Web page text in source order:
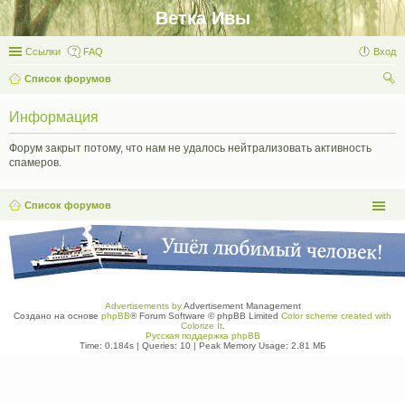
Ветка Ивы
Ссылки FAQ Вход
Список форумов
Информация
Форум закрыт потому, что нам не удалось нейтрализовать активность
спамеров.
Список форумов
Advertisements byAdvertisement Management
Создано на основе phpBB® Forum Software © phpBB Limited Color scheme created with
Colorize It.
Русская поддержка phpBB
Time: 0.184s| Queries: 10| Peak Memory Usage: 2.81 МБ